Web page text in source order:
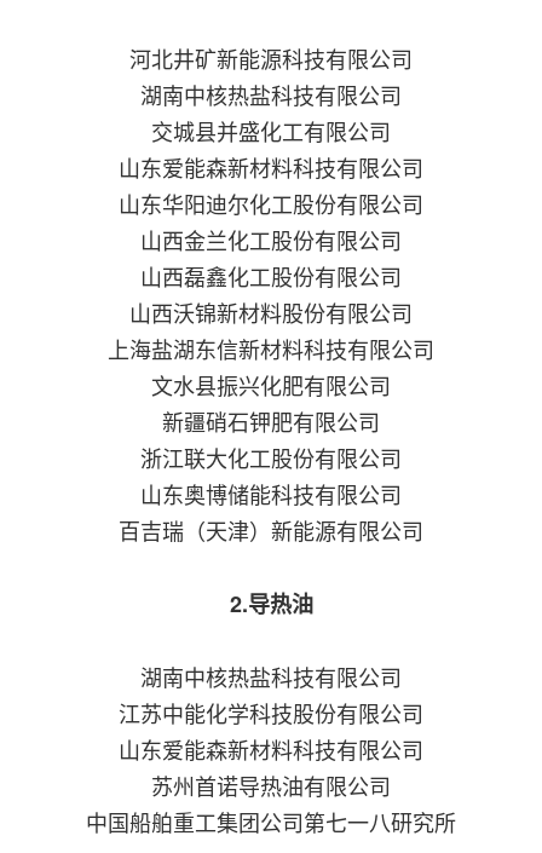
河北井矿新能源科技有限公司
湖南中核热盐科技有限公司
交城县并盛化工有限公司
山东爱能森新材料科技有限公司
山东华阳迪尔化工股份有限公司
山西金兰化工股份有限公司
山西磊鑫化工股份有限公司
山西沃锦新材料股份有限公司
上海盐湖东信新材料科技有限公司
文水县振兴化肥有限公司
新疆硝石钾肥有限公司
浙江联大化工股份有限公司
山东奥博储能科技有限公司
百吉瑞（天津）新能源有限公司
2.导热油
湖南中核热盐科技有限公司
江苏中能化学科技股份有限公司
山东爱能森新材料科技有限公司
苏州首诺导热油有限公司
中国船舶重工集团公司第七一八研究所